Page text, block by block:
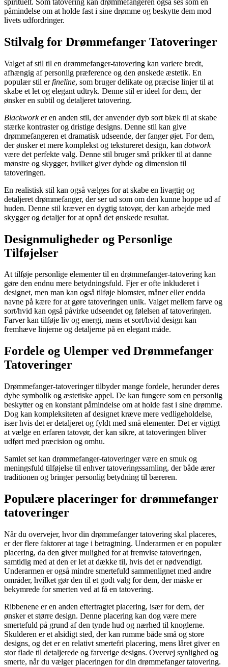
påmindelse om at holde fast i sine drømme og beskytte dem mod
livets udfordringer.
Stilvalg for Drømmefanger Tatoveringer
Valget af stil til en drømmefanger-tatovering kan variere bredt,
afhængig af personlig præference og den ønskede æstetik. En
populær stil erfineline, som bruger delikate og præcise linjer til at
skabe et let og elegant udtryk. Denne stil er ideel for dem, der
ønsker en subtil og detaljeret tatovering.
Blackworker en anden stil, der anvender dyb sort blæk til at skabe
stærke kontraster og dristige designs. Denne stil kan give
drømmefangeren et dramatisk udseende, der fanger øjet. For dem,
der ønsker et mere komplekst og tekstureret design, kan dotwork
være det perfekte valg. Denne stil bruger små prikker til at danne
mønstre og skygger, hvilket giver dybde og dimension til
tatoveringen.
En realistisk stil kan også vælges for at skabe en livagtig og
detaljeret drømmefanger, der ser ud som om den kunne hoppe ud af
huden. Denne stil kræver en dygtig tatovør, der kan arbejde med
skygger og detaljer for at opnå det ønskede resultat.
Designmuligheder og Personlige
Tilføjelser
At tilføje personlige elementer til en drømmefanger-tatovering kan
gøre den endnu mere betydningsfuld. Fjer er ofte inkluderet i
designet, men man kan også tilføje blomster, måner eller endda
navne på kære for at gøre tatoveringen unik. Valget mellem farve og
sort/hvid kan også påvirke udseendet og følelsen af tatoveringen.
Farver kan tilføje liv og energi, mens et sort/hvid design kan
fremhæve linjerne og detaljerne på en elegant måde.
Fordele og Ulemper ved Drømmefanger
Tatoveringer
Drømmefanger-tatoveringer tilbyder mange fordele, herunder deres
dybe symbolik og æstetiske appel. De kan fungere som en personlig
beskytter og en konstant påmindelse om at holde fast i sine drømme.
Dog kan kompleksiteten af designet kræve mere vedligeholdelse,
især hvis det er detaljeret og fyldt med små elementer. Det er vigtigt
at vælge en erfaren tatovør, der kan sikre, at tatoveringen bliver
udført med præcision og omhu.
Samlet set kan drømmefanger-tatoveringer være en smuk og
meningsfuld tilføjelse til enhver tatoveringssamling, der både ærer
traditionen og bringer personlig betydning til bæreren.
Populære placeringer for drømmefanger
tatoveringer
Når du overvejer, hvor din drømmefanger tatovering skal placeres,
er der flere faktorer at tage i betragtning. Underarmen er en populær
placering, da den giver mulighed for at fremvise tatoveringen,
samtidig med at den er let at dække til, hvis det er nødvendigt.
Underarmen er også mindre smertefuld sammenlignet med andre
områder, hvilket gør den til et godt valg for dem, der måske er
bekymrede for smerten ved at få en tatovering.
Ribbenene er en anden eftertragtet placering, især for dem, der
ønsker et større design. Denne placering kan dog være mere
smertefuld på grund af den tynde hud og nærhed til knoglerne.
Skulderen er et alsidigt sted, der kan rumme både små og store
designs, og det er en relativt smertefri placering, mens låret giver en
stor flade til detaljerede og farverige designs. Overvej synlighed og
smerte, når du vælger placeringen for din drømmefanger tatovering.